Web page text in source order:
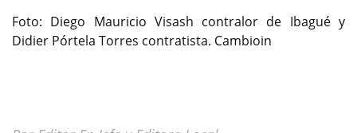
Foto: Diego Mauricio Visash contralor de Ibagué y
Didier Pórtela Torres contratista. Cambioin